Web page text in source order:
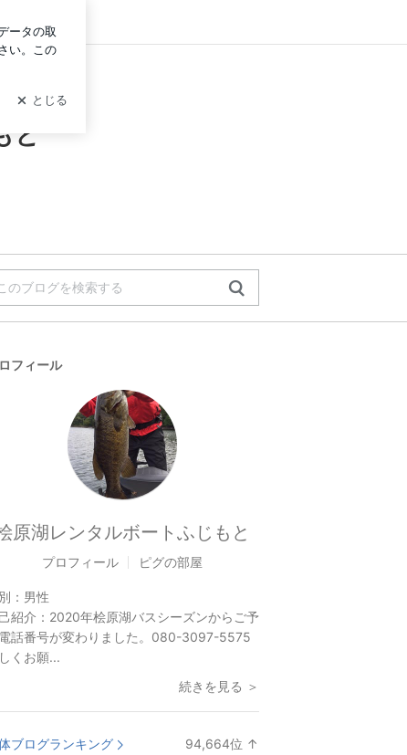
と
フィール
原湖レンタルボートふじもと
プロフィール ピグの部屋
： 男性
紹介： 2020年桧原湖バスシーズンからご予
話番号が変わりました。080-3097-5575
くお願...
続きを見る ＞
ブログランキング 94,664位 ↑